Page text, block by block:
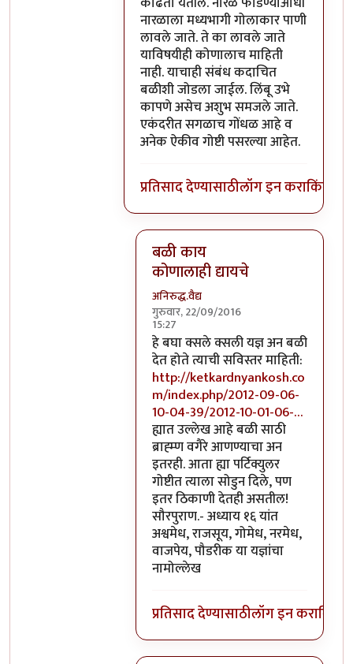
नारळाला मध्यभागी गोलाकार पाणी
लावले जाते. ते का लावले जाते
याविषयीही कोणालाच माहिती
नाही. याचाही संबंध कदाचित
बळीशी जोडला जाईल. लिंबू उभे
कापणे असेच अशुभ समजले जाते.
एकंदरीत सगळाच गोंधळ आहे व
अनेक ऐकीव गोष्टी पसरल्या आहेत.
प्रतिसाद देण्यासाठीलॉग इन कराकिंवा
बळी काय
कोणालाही द्यायचे
अनिरुद्ध.वैद्य
गुरुवार, 22/09/2016
15:27
In reply toपरंतु नारळ फोडणे म्हणजे
हे बघा क्सले क्सली यज्ञ अन बळी
देत होते त्याची सविस्तर माहिती:
http://ketkardnyankosh.co
m/index.php/2012-09-06-
10-04-39/2012-10-01-06-…
ह्यात उल्लेख आहे बळी साठी
ब्राह्म्ण वगैरे आणण्याचा अन
इतरही. आता ह्या पर्टिक्युलर
गोष्टीत त्याला सोडुन दिले, पण
इतर ठिकाणी देतही असतील!
सौरपुराण.- अध्याय १६ यांत
अश्वमेध, राजसूय, गोमेध, नरमेध,
वाजपेय, पौडरीक या यज्ञांचा
नामोल्लेख
प्रतिसाद देण्यासाठीलॉग इन कराकिंवा